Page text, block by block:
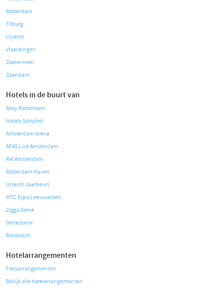
Rotterdam
Tilburg
Utrecht
Vlaardingen
Zoetermeer
Zaandam
Hotels in de buurt van
Ahoy Rotterdam
Hotels Schiphol
Amsterdam Arena
AFAS Live Amsterdam
RAI Amsterdam
Rotterdam Haven
Utrecht Jaarbeurs
WTC Expo Leeuwarden
Ziggo Dome
Gelredome
Biesbosch
Hotelarrangementen
Fietsarrangementen
Bekijk alle hotelarrangementen